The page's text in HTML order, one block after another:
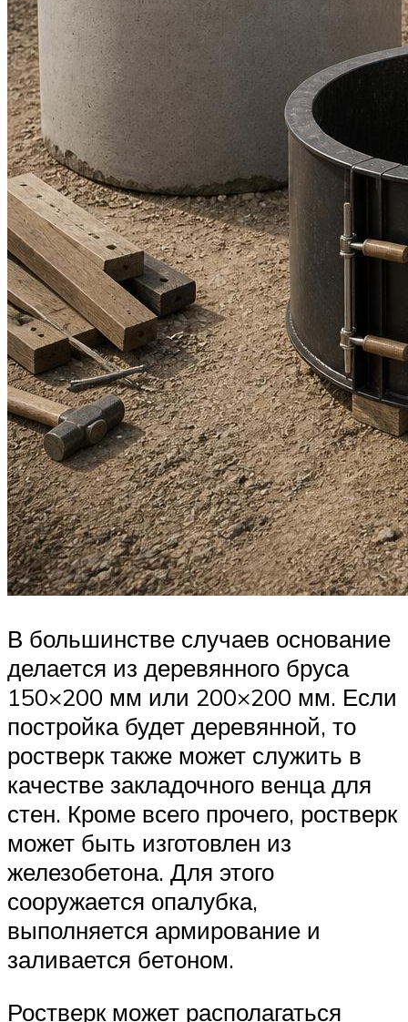
В большинстве случаев основание
делается из деревянного бруса
150×200 мм или 200×200 мм. Если
постройка будет деревянной, то
ростверк также может служить в
качестве закладочного венца для
стен. Кроме всего прочего, ростверк
может быть изготовлен из
железобетона. Для этого
сооружается опалубка,
выполняется армирование и
заливается бетоном.
Ростверк может располагаться